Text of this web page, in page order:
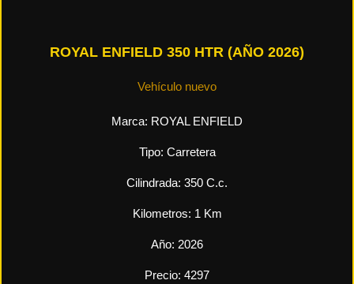
ROYAL ENFIELD 350 HTR (AÑO 2026)
Vehículo nuevo
Marca: ROYAL ENFIELD
Tipo: Carretera
Cilindrada: 350 C.c.
Kilometros: 1 Km
Año: 2026
Precio: 4297